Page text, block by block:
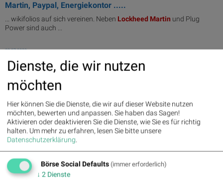
Martin, Paypal, Energiekontor .....
... wikifolios auf sich vereinen. Neben Lockheed Martin und Plug
Power sind auch ...
22.07.2022
Euro-Offenbarung - u.a. mit Lockheed Martin, Pfizer,
Coinbase, Netflix ... (Andreas Kern)
... Dobetsberger derzeit auf die Rüstungskonzerne
und Northrop Grumman. Dahinter steckt ...
15.07.2022
wikifolio whispers p.m. zu Aurubis, Fielmann, Tesla,
Alphabet-A, McDonalds, Amazon, VIS...
... launch/aktie/visa_cl_a_-0001LockheedMartin0.48%
GoetzPortfolios (ARMAMENT ... these standout companies:
Lockheed
Martin LockheedMartinis the world's ...
Dienste, die wir nutzen
möchten
Hier können Sie die Dienste, die wir auf dieser Website nutzen
möchten, bewerten und anpassen. Sie haben das Sagen!
Aktivieren oder deaktivieren Sie die Dienste, wie Sie es für richtig
halten. Um mehr zu erfahren, lesen Sie bitte unsere
Datenschutzerklärung.
Börse Social Defaults (immer erforderlich)
↓ 2 Dienste